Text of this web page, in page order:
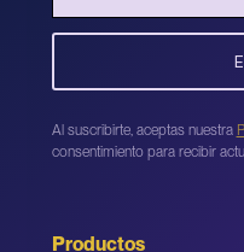
Al suscribirte, aceptas nuestra
consentimiento para recibir
Productos